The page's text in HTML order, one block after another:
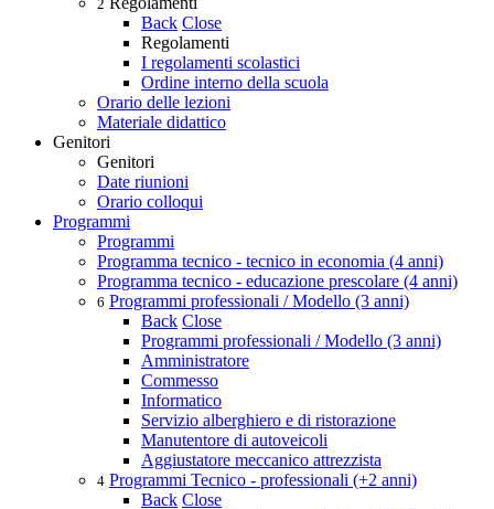
2
Back Close
Regolamenti
I regolamenti scolastici
Ordine interno della scuola
Orario delle lezioni
Materiale didattico
Genitori
Genitori
Date riunioni
Orario colloqui
Programmi
Programmi
Programma tecnico - tecnico in economia (4 anni)
Programma tecnico - educazione prescolare (4 anni)
6 Programmi professionali / Modello (3 anni)
Back Close
Programmi professionali / Modello (3 anni)
Amministratore
Commesso
Informatico
Servizio alberghiero e di ristorazione
Manutentore di autoveicoli
Aggiustatore meccanico attrezzista
4 Programmi Tecnico - professionali (+2 anni)
Back Close